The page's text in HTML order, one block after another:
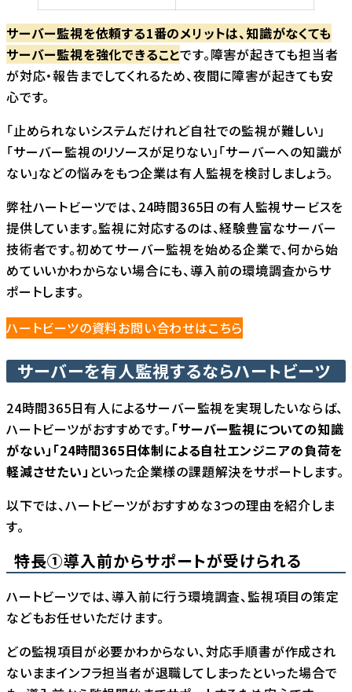
サーバー監視を依頼する1番のメリットは、知識がなくても
サーバー監視を強化できることです。障害が起きても担当者
が対応・報告までしてくれるため、夜間に障害が起きても安
心です。
「止められないシステムだけれど自社での監視が難しい」
「サーバー監視のリソースが足りない」「サーバーへの知識が
ない」などの悩みをもつ企業は有人監視を検討しましょう。
弊社ハートビーツでは、24時間365日の有人監視サービスを
提供しています。監視に対応するのは、経験豊富なサーバー
技術者です。初めてサーバー監視を始める企業で、何から始
めていいかわからない場合にも、導入前の環境調査からサ
ポートします。
ハートビーツの資料お問い合わせはこちら
サーバーを有人監視するならハートビーツ
24時間365日有人によるサーバー監視を実現したいならば、
ハートビーツがおすすめです。 「サーバー監視についての知識
がない」「24時間365日体制による自社エンジニアの負荷を
軽減させたい」 といった企業様の課題解決をサポートします。
以下では、ハートビーツがおすすめな3つの理由を紹介しま
す。
特長①導入前からサポートが受けられる
ハートビーツでは、導入前に行う環境調査、監視項目の策定
などもお任せいただけます。
どの監視項目が必要かわからない、対応手順書が作成され
ないままインフラ担当者が退職してしまったといった場合で